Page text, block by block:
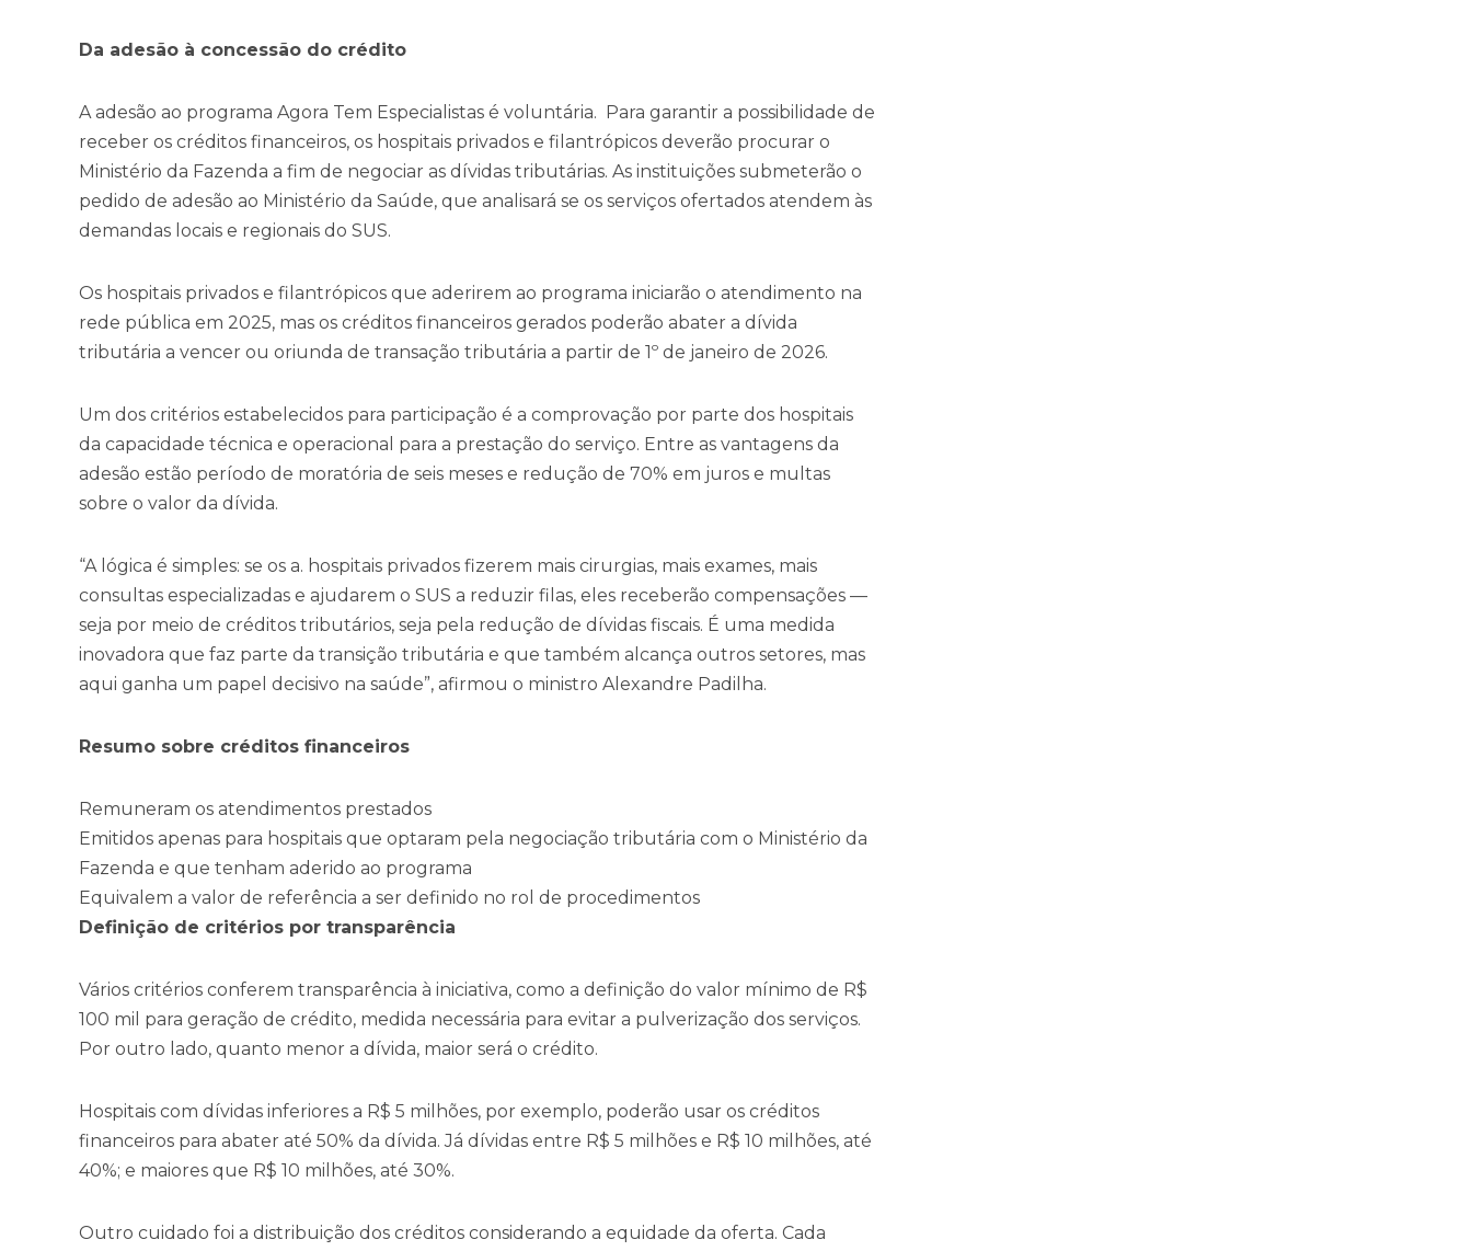
Da adesão à concessão do crédito
A adesão ao programa Agora Tem Especialistas é voluntária. Para garantir a possibilidade de
receber os créditos financeiros, os hospitais privados e filantrópicos deverão procurar o
Ministério da Fazenda a fim de negociar as dívidas tributárias. As instituições submeterão o
pedido de adesão ao Ministério da Saúde, que analisará se os serviços ofertados atendem às
demandas locais e regionais do SUS.
Os hospitais privados e filantrópicos que aderirem ao programa iniciarão o atendimento na
rede pública em 2025, mas os créditos financeiros gerados poderão abater a dívida
tributária a vencer ou oriunda de transação tributária a partir de 1º de janeiro de 2026.
Um dos critérios estabelecidos para participação é a comprovação por parte dos hospitais
da capacidade técnica e operacional para a prestação do serviço. Entre as vantagens da
adesão estão período de moratória de seis meses e redução de 70% em juros e multas
sobre o valor da dívida.
“A lógica é simples: se os a. hospitais privados fizerem mais cirurgias, mais exames, mais
consultas especializadas e ajudarem o SUS a reduzir filas, eles receberão compensações —
seja por meio de créditos tributários, seja pela redução de dívidas fiscais. É uma medida
inovadora que faz parte da transição tributária e que também alcança outros setores, mas
aqui ganha um papel decisivo na saúde”, afirmou o ministro Alexandre Padilha.
Resumo sobre créditos financeiros
Remuneram os atendimentos prestados
Emitidos apenas para hospitais que optaram pela negociação tributária com o Ministério da
Fazenda e que tenham aderido ao programa
Equivalem a valor de referência a ser definido no rol de procedimentos
Definição de critérios por transparência
Vários critérios conferem transparência à iniciativa, como a definição do valor mínimo de R$
100 mil para geração de crédito, medida necessária para evitar a pulverização dos serviços.
Por outro lado, quanto menor a dívida, maior será o crédito.
Hospitais com dívidas inferiores a R$ 5 milhões, por exemplo, poderão usar os créditos
financeiros para abater até 50% da dívida. Já dívidas entre R$ 5 milhões e R$ 10 milhões, até
40%; e maiores que R$ 10 milhões, até 30%.
Outro cuidado foi a distribuição dos créditos considerando a equidade da oferta. Cada